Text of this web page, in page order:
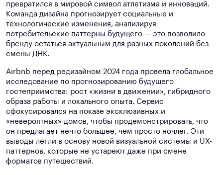
превратился в мировой символ атлетизма и инноваций.
Команда дизайна прогнозирует социальные и
технологические изменения, анализируя
потребительские паттерны будущего — это позволило
бренду остаться актуальным для разных поколений без
смены ДНК.
Airbnb перед редизайном 2024 года провела глобальное
исследование по прогнозированию будущего
гостеприимства: рост «жизни в движении», гибридного
образа работы и локального опыта. Сервис
сфокусировался на показе эксклюзивных и
«невероятных» домов, чтобы продемонстрировать, что
он предлагает нечто большее, чем просто ночлег. Эти
выводы легли в основу новой визуальной системы и UX-
паттернов, которые не устареют даже при смене
форматов путешествий.